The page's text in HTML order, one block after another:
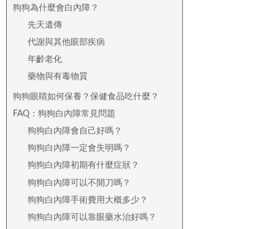
狗狗為什麼會白內障？
先天遺傳
代謝與其他眼部疾病
年齡老化
藥物與有毒物質
狗狗眼睛如何保養？保健食品吃什麼？
FAQ：狗狗白內障常見問題
狗狗白內障會自己好嗎？
狗狗白內障一定會失明嗎？
狗狗白內障初期有什麼症狀？
狗狗白內障可以不開刀嗎？
狗狗白內障手術費用大概多少？
狗狗白內障可以靠眼藥水治好嗎？